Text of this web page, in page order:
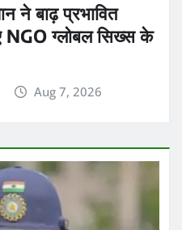
ने बाढ़ प्रभावित
NGO ग्लोबल सिख्स के
Aug 7, 2026